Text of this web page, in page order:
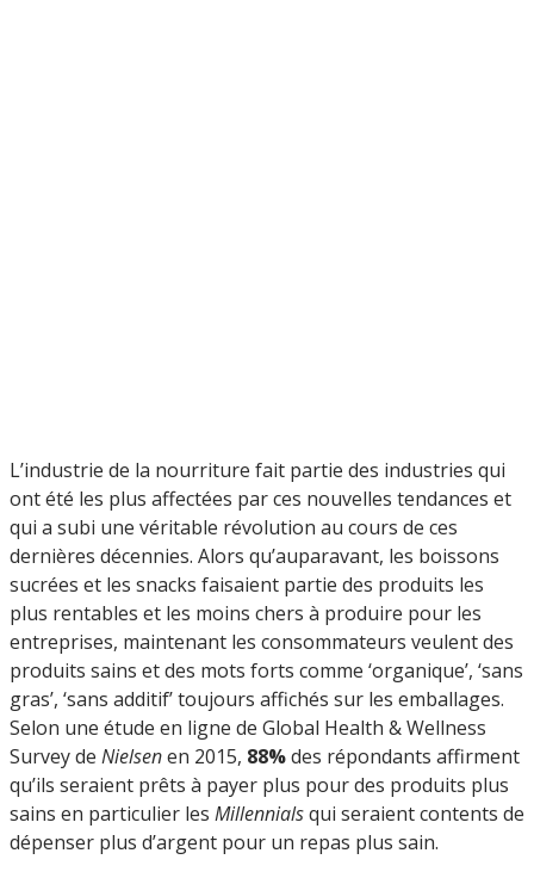
L’industrie de la nourriture fait partie des industries qui
ont été les plus affectées par ces nouvelles tendances et
qui a subi une véritable révolution au cours de ces
dernières décennies. Alors qu’auparavant, les boissons
sucrées et les snacks faisaient partie des produits les
plus rentables et les moins chers à produire pour les
entreprises, maintenant les consommateurs veulent des
produits sains et des mots forts comme ‘organique’, ‘sans
gras’, ‘sans additif’ toujours affichés sur les emballages.
Selon une étude en ligne de Global Health & Wellness
Survey de Nielsenen 2015, 88%des répondants affirment
qu’ils seraient prêts à payer plus pour des produits plus
sains en particulier les Millennialsqui seraient contents de
dépenser plus d’argent pour un repas plus sain.